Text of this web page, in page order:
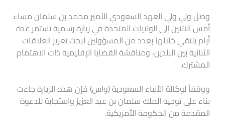
وصل ولي ولي العهد السعودي الأمير محمد بن سلمان مساء
أمس الاثنين إلى الولايات المتحدة في زيارة رسمية تستمر عدة
أيام يلتقي خلالها بعدد من المسؤولين لبحث تعزيز العلاقات
الثنائية بين البلدين، ومناقشة القضايا الإقليمية ذات الاهتمام
المشترك.
ووفقاً لوكالة الأنباء السعودية (واس) فإن هذه الزيارة جاءت
بناء على توجيه الملك سلمان بن عبد العزيز واستجابة للدعوة
المقدمة من الحكومة الأمريكية.